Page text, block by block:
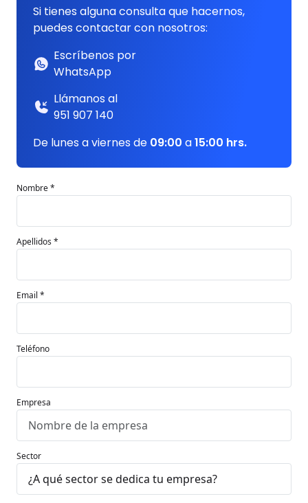
Si tienes alguna consulta que hacernos,
puedes contactar con nosotros:
Escríbenos por
WhatsApp
Llámanos al
951 907 140
De lunes a viernes de 09:00 a15:00 hrs.
Nombre *
Apellidos *
Email *
Teléfono
Empresa
Sector